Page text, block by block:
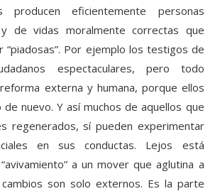
producen eficientemente personas
de vidas moralmente correctas que
“piadosas”. Por ejemplo los testigos de
espectaculares, pero todo
externa y humana, porque ellos
de nuevo. Y así muchos de aquellos que
regenerados, sí pueden experimentar
en sus conductas. Lejos está
a un mover que aglutina a
son solo externos. Es la parte